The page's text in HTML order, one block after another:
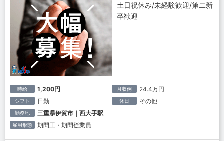
土日祝休み/未経験歓迎/第二新
卒歓迎
時給 1,200円 月収例 24.4万円
シフト 日勤 休日 その他
勤務地 三重県伊賀市｜西大手駅
雇用形態 期間工・期間従業員